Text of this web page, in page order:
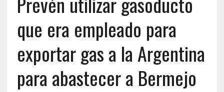
que era empleado para
exportar gas a la Argentina
para abastecer a Bermejo